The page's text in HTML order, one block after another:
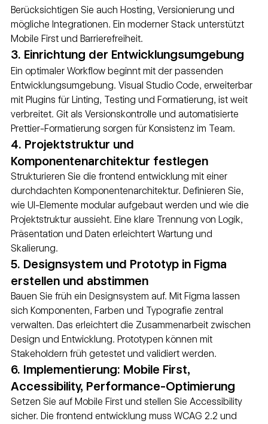
Berücksichtigen Sie auch Hosting, Versionierung und
mögliche Integrationen. Ein moderner Stack unterstützt
Mobile First und Barrierefreiheit.
3. Einrichtung der Entwicklungsumgebung
Ein optimaler Workflow beginnt mit der passenden
Entwicklungsumgebung. Visual Studio Code, erweiterbar
mit Plugins für Linting, Testing und Formatierung, ist weit
verbreitet. Git als Versionskontrolle und automatisierte
Prettier-Formatierung sorgen für Konsistenz im Team.
4. Projektstruktur und
Komponentenarchitektur festlegen
Strukturieren Sie die frontend entwicklung mit einer
durchdachten Komponentenarchitektur. Definieren Sie,
wie UI-Elemente modular aufgebaut werden und wie die
Projektstruktur aussieht. Eine klare Trennung von Logik,
Präsentation und Daten erleichtert Wartung und
Skalierung.
5. Designsystem und Prototyp in Figma
erstellen und abstimmen
Bauen Sie früh ein Designsystem auf. Mit Figma lassen
sich Komponenten, Farben und Typografie zentral
verwalten. Das erleichtert die Zusammenarbeit zwischen
Design und Entwicklung. Prototypen können mit
Stakeholdern früh getestet und validiert werden.
6. Implementierung: Mobile First,
Accessibility, Performance-Optimierung
Setzen Sie auf Mobile First und stellen Sie Accessibility
sicher. Die frontend entwicklung muss WCAG 2.2 und